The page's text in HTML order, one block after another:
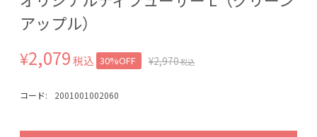
アップル）
¥2,079税込 30%OFF ¥2,970税込
コード: 2001001002060